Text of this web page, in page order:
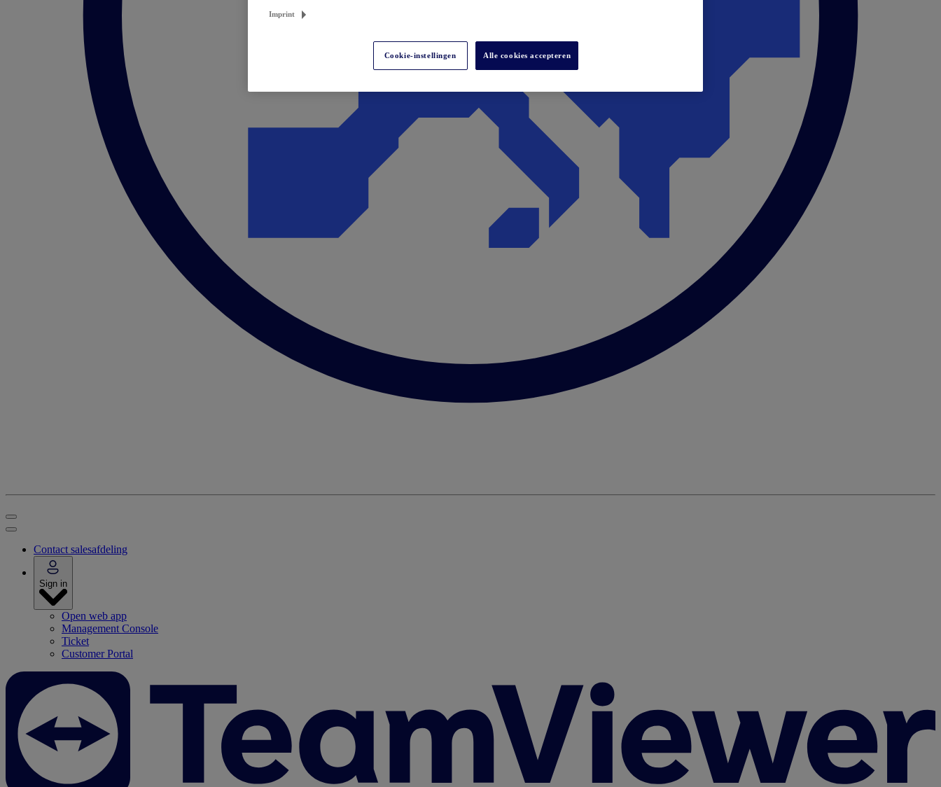
Contact salesafdeling
Sign in
Open web app
Management Console
Ticket
Customer Portal
Imprint
Cookie-instellingen Alle cookies accepteren